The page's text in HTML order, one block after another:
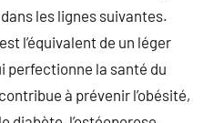
les lignes suivantes.
l’équivalent de un léger
perfectionne la santé du
à prévenir l’obésité,